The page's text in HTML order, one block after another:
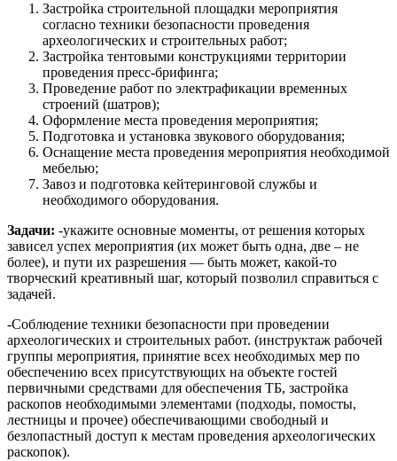
Застройка строительной площадки мероприятия
согласно техники безопасности проведения
археологических и строительных работ;
Застройка тентовыми конструкциями территории
проведения пресс-брифинга;
Проведение работ по электрафикации временных
строений (шатров);
Оформление места проведения мероприятия;
Подготовка и установка звукового оборудования;
Оснащение места проведения мероприятия необходимой
мебелью;
Завоз и подготовка кейтеринговой службы и
необходимого оборудования.
Задачи: -укажите основные моменты, от решения которых
зависел успех мероприятия (их может быть одна, две – не
более), и пути их разрешения — быть может, какой-то
творческий креативный шаг, который позволил справиться с
задачей.
-Соблюдение техники безопасности при проведении
археологических и строительных работ. (инструктаж рабочей
группы мероприятия, принятие всех необходимых мер по
обеспечению всех присутствующих на объекте гостей
первичными средствами для обеспечения ТБ, застройка
раскопов необходимыми элементами (подходы, помосты,
лестницы и прочее) обеспечивающими свободный и
безлопастный доступ к местам проведения археологических
раскопок).